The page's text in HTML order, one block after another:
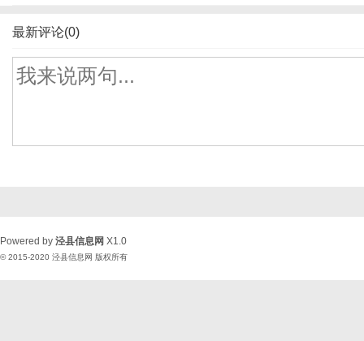
最新评论(0)
Powered by 泾县信息网 X1.0
© 2015-2020 泾县信息网 版权所有